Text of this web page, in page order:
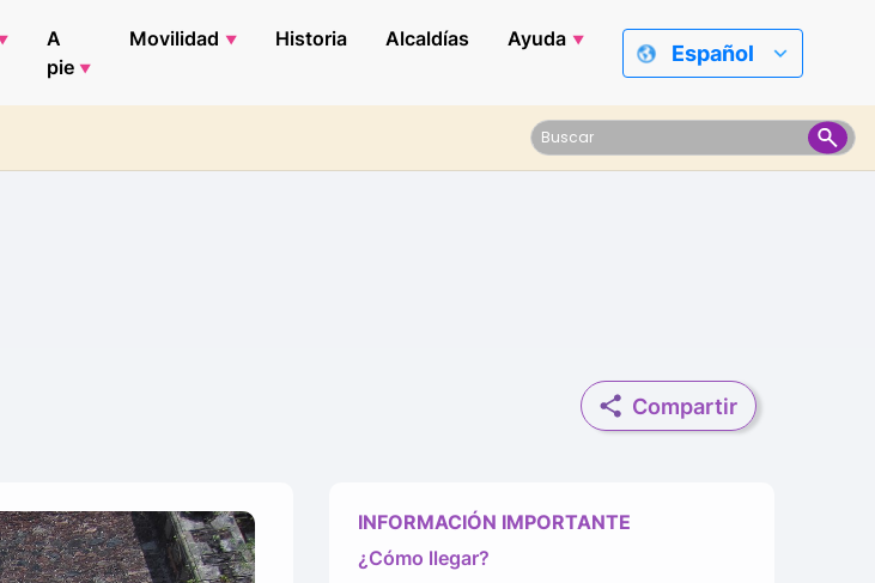
A
pie
Movilidad Historia Alcaldías Ayuda
Español
Compartir
INFORMACIÓN IMPORTANTE
¿Cómo llegar?